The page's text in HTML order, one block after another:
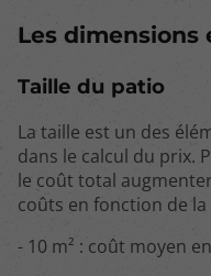
Les
Taille du patio
La taille est un des
dans le calcul du prix.
le coût total
coûts en fonction de la
- 10 m² : coût moyen